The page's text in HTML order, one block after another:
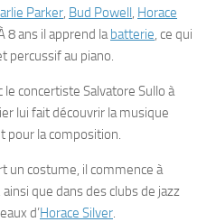
Parker, Bud Powell, Horace
8 ans il apprend labatterie, ce qui
percussif au piano.
concertiste Salvatore Sullo à
lui fait découvrir la musique
pour la composition.
un costume, il commence à
que dans des clubs de jazz
d’Horace Silver.